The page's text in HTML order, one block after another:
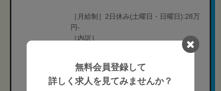
［月給制］2日休み(土曜日・日曜日):28万
円-
［内訳］
・調整手当:68,000円(40時間分)
・職務手当:2万円
無料会員登録して
詳しく求人を見てみませんか？